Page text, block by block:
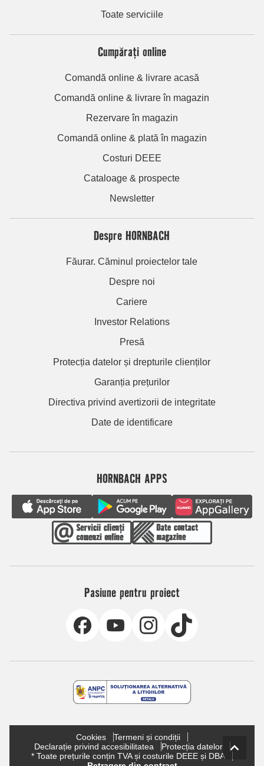
Toate serviciile
Cumpărați online
Comandă online & livrare acasă
Comandă online & livrare în magazin
Rezervare în magazin
Comandă online & plată în magazin
Costuri DEEE
Cataloage & prospecte
Newsletter
Despre HORNBACH
Făurar. Căminul proiectelor tale
Despre noi
Cariere
Investor Relations
Presă
Protecția datelor și drepturile clienților
Garanția prețurilor
Directiva privind avertizorii de integritate
Date de identificare
HORNBACH APPS
Pasiune pentru proiect
Cookies
Termeni și condiții
Declarație privind accesibilitatea
Protecția datelor
* Toate prețurile conțin TVA și costurile DEEE și DBA